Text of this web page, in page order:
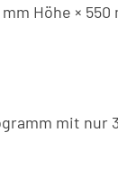
Höhe × 550
mit nur